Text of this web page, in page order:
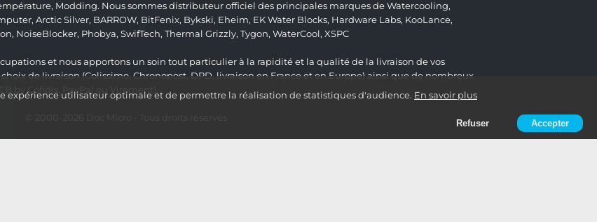
utilisateur optimale et de permettre la réalisation de statistiques d'audience. En savoir plus
Refuser Accepter
, Modding. Nous sommes distributeur officiel des principales marques de Watercooling,
, Arctic Silver, BARROW, BitFenix, Bykski, Eheim, EK Water Blocks, Hardware Labs, KooLance,
, NoiseBlocker, Phobya, SwifTech, Thermal Grizzly, Tygon, WaterCool, XSPC
et nous apportons un soin tout particulier à la rapidité et la qualité de la livraison de vos
de livraison (Colissimo, Chronopost, DPD, livraison en France et en Europe) ainsi que de nombreux
by Cofidis, PayPal ou Virement).